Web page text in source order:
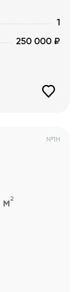
1
250 000 ₽
№1Н
м 2